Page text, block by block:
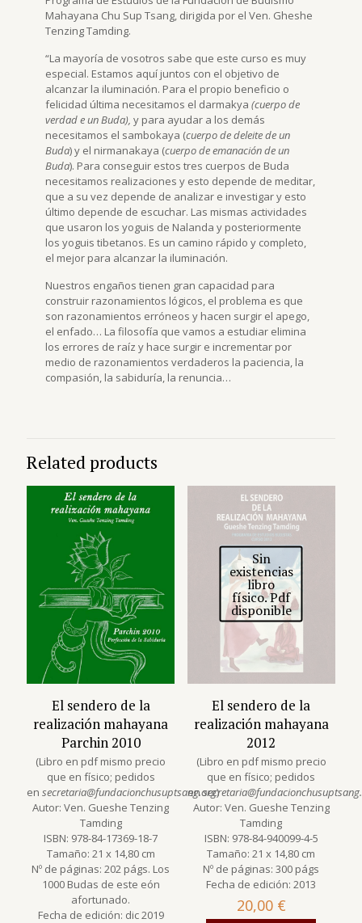
Mahayana Chu Sup Tsang, dirigida por el Ven. Gheshe
Tenzing Tamding.
“La mayoría de vosotros sabe que este curso es muy
especial. Estamos aquí juntos con el objetivo de
alcanzar la iluminación. Para el propio beneficio o
felicidad última necesitamos el darmakya (cuerpo de
verdad e un Buda),y para ayudar a los demás
necesitamos el sambokaya (cuerpo de deleite de un
Buda) y el nirmanakaya (cuerpo de emanación de un
Buda). Para conseguir estos tres cuerpos de Buda
necesitamos realizaciones y esto depende de meditar,
que a su vez depende de analizar e investigar y esto
último depende de escuchar. Las mismas actividades
que usaron los yoguis de Nalanda y posteriormente
los yoguis tibetanos. Es un camino rápido y completo,
el mejor para alcanzar la iluminación.
Nuestros engaños tienen gran capacidad para
construir razonamientos lógicos, el problema es que
son razonamientos erróneos y hacen surgir el apego,
el enfado… La filosofía que vamos a estudiar elimina
los errores de raíz y hace surgir e incrementar por
medio de razonamientos verdaderos la paciencia, la
compasión, la sabiduría, la renuncia…
Related products
El sendero de la
realización mahayana
Parchin 2010
(Libro en pdf mismo precio
que en físico; pedidos
en secretaria@fundacionchusuptsang.org)
Autor: Ven. Gueshe Tenzing
Tamding
ISBN: 978-84-17369-18-7
Tamaño: 21 x 14,80 cm
Nº de páginas: 202 págs. Los
1000 Budas de este eón
afortunado.
Fecha de edición: dic 2019
Sin
existencias
libro
físico. Pdf
disponible
El sendero de la
realización mahayana
2012
(Libro en pdf mismo precio
que en físico; pedidos
en
Autor: Ven. Gueshe Tenzing
Tamding
ISBN: 978-84-940099-4-5
Tamaño: 21 x 14,80 cm
Nº de páginas: 300 págs
Fecha de edición: 2013
20,00 €